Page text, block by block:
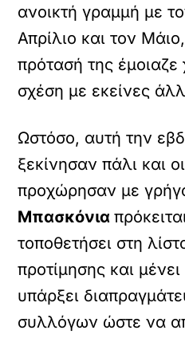
ανοικτή γραμμή με
Απρίλιο και τον
πρότασή της
σχέση με εκείνες
Ωστόσο, αυτή την
ξεκίνησαν πάλι και
προχώρησαν με
Μπασκόνια
τοποθετήσει στη
προτίμησης και
υπάρξει
συλλόγων ώστε να